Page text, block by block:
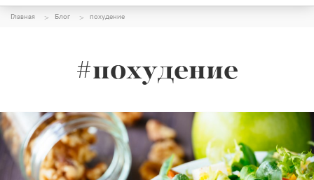
Главная Блог похудение
#похудение